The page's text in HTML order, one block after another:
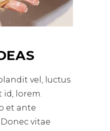
vel, luctus
id, lorem.
et ante
vitae